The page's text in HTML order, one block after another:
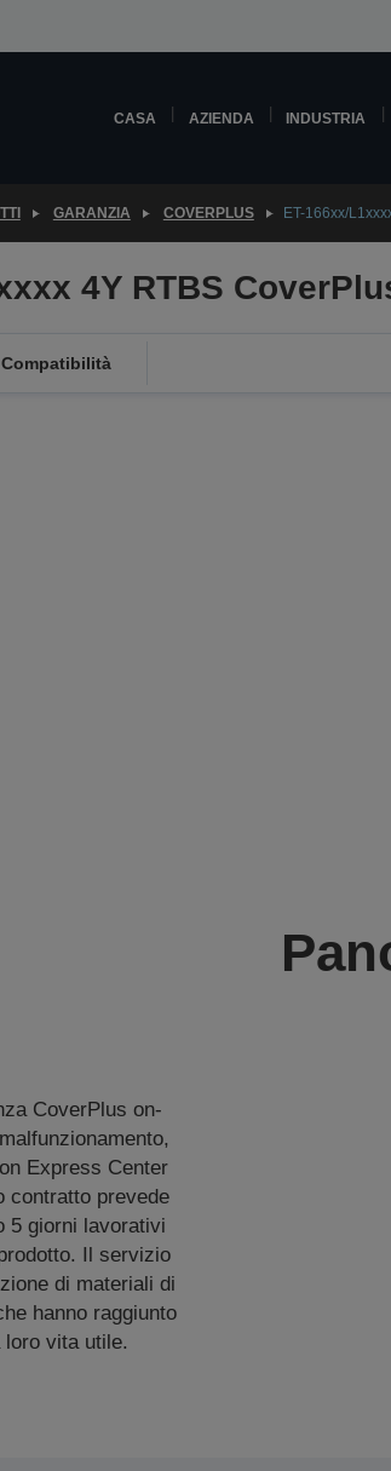
CASA AZIENDA INDUSTRIA
GARANZIA COVERPLUS ET-166xx/
4Y RTBS
Compatibilità
CoverPlus on-
Express Center
contratto prevede
5 giorni lavorativi
Il servizio
di materiali di
hanno raggiunto
vita utile.